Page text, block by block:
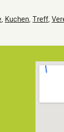
, Kuchen, Treff,